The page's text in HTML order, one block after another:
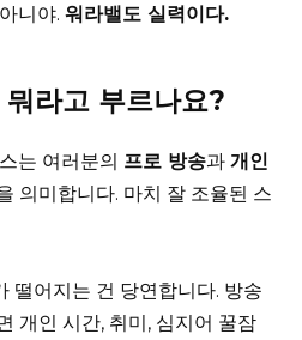
니야. 워라밸도 실력이다.
라고 부르나요?
는 여러분의 프로 방송과 개인
의미합니다. 마치 잘 조율된 스
떨어지는 건 당연합니다. 방송
개인 시간, 취미, 심지어 꿀잠